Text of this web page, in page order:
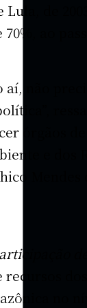
de
ao
não
órgãos
e dos
Mendes
de
no